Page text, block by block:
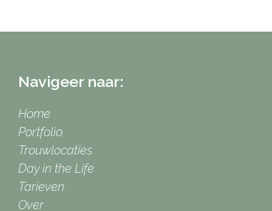
Navigeer naar:
Home
Portfolio
Trouwlocaties
Day in the Life
Tarieven
Over